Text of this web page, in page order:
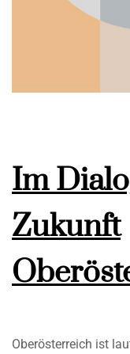
Im
Zukunft
Oberösterreich ist